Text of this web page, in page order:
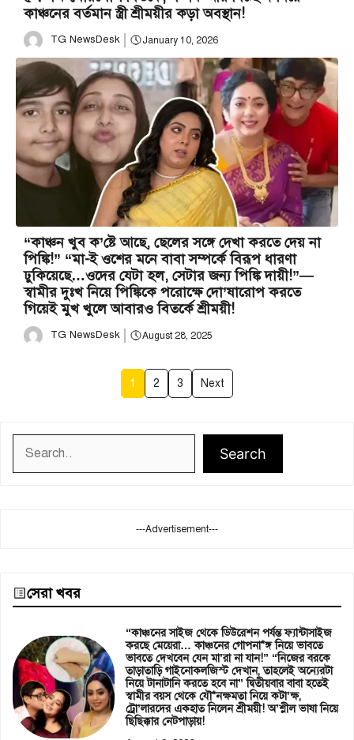
কাঞ্চনের বর্তমান স্ত্রী শ্রীময়ীর কড়া অবস্থান!
TG NewsDesk January 10, 2026
“কাঞ্চন খুব ক’ষ্টে আছে, ছেলের সঙ্গে দেখা করতে দেয় না
পিঙ্কি!” “মা-ই ওশের মনে বাবা সম্পর্কে বিরূপ ধারণা
ঢুকিয়েছে…ওদের যেটা হল, সেটার জন্য পিঙ্কি দায়ী!”—
স্বামীর দুঃখ নিয়ে পিঙ্কিকে পরোক্ষে দো’ষারোপ করতে
গিয়েই মুখ খুলে আবার‌ও বিতর্কে শ্রীময়ী!
TG NewsDesk August 28, 2025
1 2 3 Next
Search
---Advertisement---
সেরা খবর
“কাঞ্চনের সাইজ থেকে ডিউরেশন পর্যন্ত ফ্যান্টাসাইজ
করছে মেয়েরা… কাঞ্চনের গোপনা*ঙ্গ নিয়ে ভাবতে
ভাবতে দেখবেন যেন মা’রা না যান!” “নিজের বরকে
তাড়াতাড়ি গাইনোকলজিস্ট দেখান, তাহলেই অন্যেরটা
নিয়ে টানাটানি করতে হবে না” দ্বিতীয়বার বাবা হতেই
স্বামীর বয়স থেকে যৌ*নক্ষমতা নিয়ে কটা’ক্ষ,
ট্রো’লারদের একহাত নিলেন শ্রীময়ী! অ’শ্লীল ভাষা নিয়ে
ছিছিক্কার নেটপাড়ায়!